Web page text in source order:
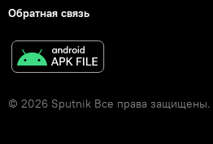
Обратная связь
© 2026 Sputnik Все права защищены.